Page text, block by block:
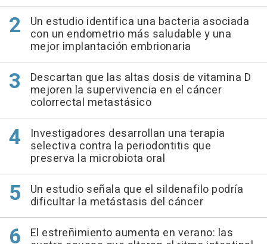
Un estudio identifica una bacteria asociada
con un endometrio más saludable y una
mejor implantación embrionaria
Descartan que las altas dosis de vitamina D
mejoren la supervivencia en el cáncer
colorrectal metastásico
Investigadores desarrollan una terapia
selectiva contra la periodontitis que
preserva la microbiota oral
Un estudio señala que el sildenafilo podría
dificultar la metástasis del cáncer
El estreñimiento aumenta en verano: las